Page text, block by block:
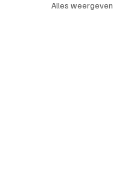
Alles weergeven